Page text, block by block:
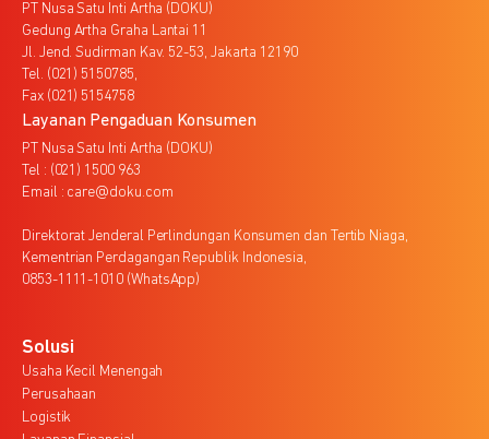
PT Nusa Satu Inti Artha (DOKU)
Gedung Artha Graha Lantai 11
Jl. Jend. Sudirman Kav. 52-53, Jakarta 12190
Tel. (021) 5150785,
Fax (021) 5154758
Layanan Pengaduan Konsumen
PT Nusa Satu Inti Artha (DOKU)
Tel : (021) 1500 963
Email : care@doku.com
Direktorat Jenderal Perlindungan Konsumen dan Tertib Niaga,
Kementrian Perdagangan Republik Indonesia,
0853-1111-1010 (WhatsApp)
Solusi
Usaha Kecil Menengah
Perusahaan
Logistik